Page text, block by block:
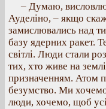
– Думаю, висловлю
Ауделіно, – якщо
замислювались над
базу ядерних ракет.
світлі. Люди стали
тих, хто живе на
призначенням. Атом
безумство. Ми
люди, хочемо, щоб